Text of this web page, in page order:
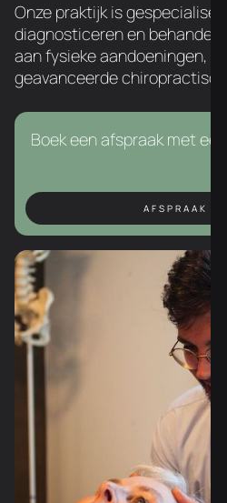
Onze praktijk is
diagnosticeren en
aan fysieke aandoeningen,
geavanceerde
Boek een afspraak met
AFSPRAAK